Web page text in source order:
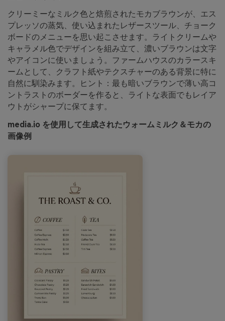
クリーミーなミルク色と焙煎されたモカブラウンが、エス
プレッソの蒸気、使い込まれたレザースツール、チョーク
ボードのメニューを思い起こさせます。ライトクリームや
キャラメル色でデザインを組み立て、濃いブラウンは文字
やアイコンに使いましょう。ファームハウスのカラースキ
ームとして、クラフト紙やテクスチャーのある背景に特に
自然に馴染みます。ヒント：最も暗いブラウンで薄い高コ
ントラストのボーダーを作ると、ライトな表面でもレイア
ウトがシャープに保てます。
media.io を使用して生成されたウォームミルク＆モカの
画像例